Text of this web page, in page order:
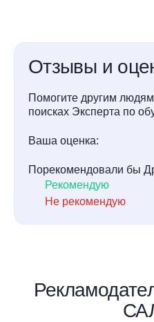
Отзывы и
Помогите другим
поисках Эксперта по
Ваша оценка:
Порекомендовали бы
Рекомендую
Не рекомендую